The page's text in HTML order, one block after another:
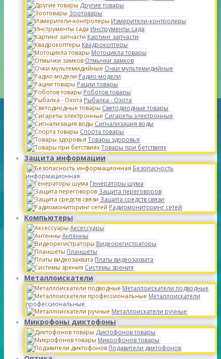
Другие товары
Зоотовары
Измерители-контролеры
Инструменты сада
Картинг запчасти
Квадрокоптеры
Мотоцикла товары
Отмычки замков
Очки мультемидийные
Радио модели
Рации товары
Роботов товары
Рыбалка - Охота
Светодиодные товары
Сигареты электронные
Сигнализация воды
Спорта товары
Товары здоровья
Товары при бетствиях
Защита информации
Безопасность
информационная
Генераторы шума
Защита переговоров
Защита средств связи
Радиомониторинг сетей
Компьютеры
Аксессуары
Антенны
Видеорегистраторы
Планшеты
Платы видеозахвата
Системы зрения
Металлоискатели
Металлоискатели подводные
Металлоискатели
профессиональные
Металлоискатели ручные
Микрофоны диктофоны
Диктофонов товары
Микрофонов товары
Подавители диктофонов